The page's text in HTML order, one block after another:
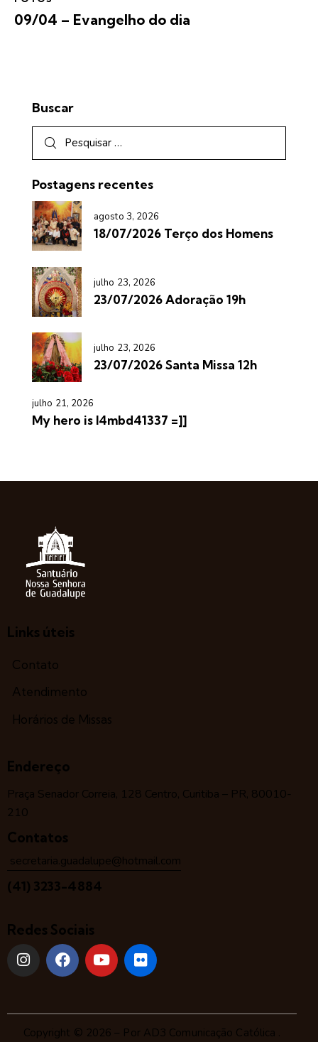
09/04 – Evangelho do dia
Buscar
Postagens recentes
agosto 3, 2026
18/07/2026 Terço dos Homens
julho 23, 2026
23/07/2026 Adoração 19h
julho 23, 2026
23/07/2026 Santa Missa 12h
julho 21, 2026
My hero is l4mbd41337 =]]
Links úteis
Contato
Atendimento
Horários de Missas
Endereço
Praça Senador Correia, 128 Centro, Curitiba – PR, 80010-
210
Contatos
secretaria.guadalupe@hotmail.com
(41) 3233-4884
Redes Sociais
Copyright © 2026 – Por AD3 Comunicação Católica .